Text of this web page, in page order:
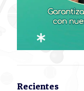
Recientes